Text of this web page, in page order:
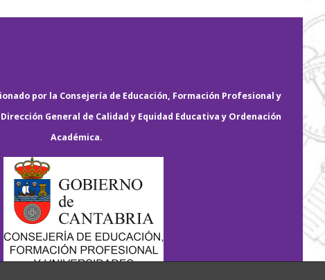
por la Consejería de Educación, Formación Profesional y
General de Calidad y Equidad Educativa y Ordenación
Académica.